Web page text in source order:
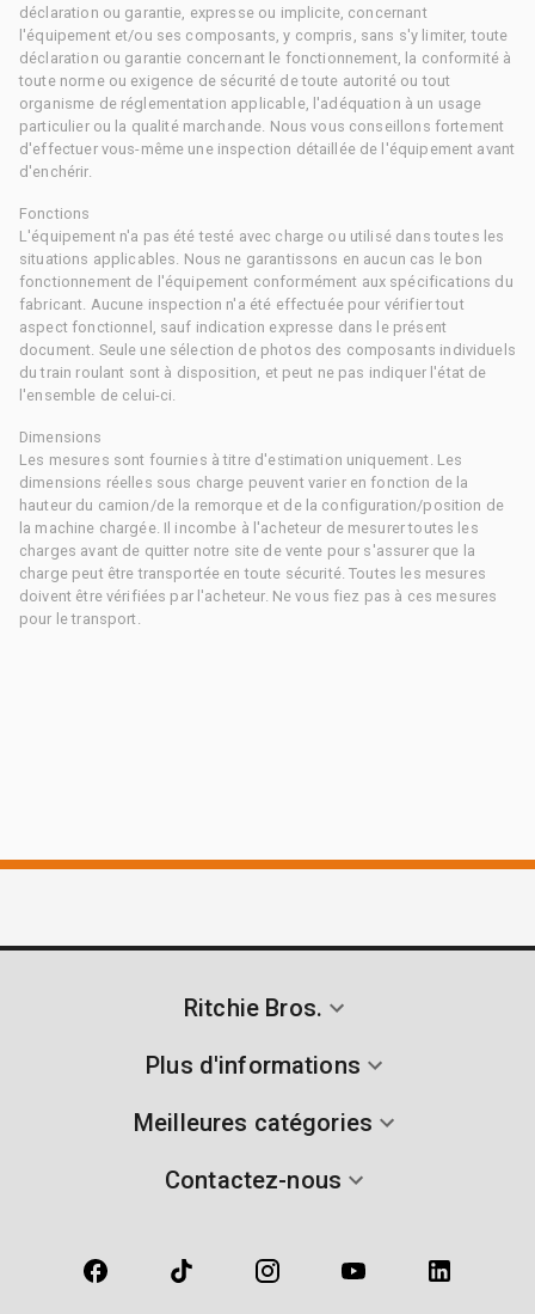
déclaration ou garantie, expresse ou implicite, concernant
l'équipement et/ou ses composants, y compris, sans s'y limiter, toute
déclaration ou garantie concernant le fonctionnement, la conformité à
toute norme ou exigence de sécurité de toute autorité ou tout
organisme de réglementation applicable, l'adéquation à un usage
particulier ou la qualité marchande. Nous vous conseillons fortement
d'effectuer vous-même une inspection détaillée de l'équipement avant
d'enchérir.
Fonctions
L'équipement n'a pas été testé avec charge ou utilisé dans toutes les
situations applicables. Nous ne garantissons en aucun cas le bon
fonctionnement de l'équipement conformément aux spécifications du
fabricant. Aucune inspection n'a été effectuée pour vérifier tout
aspect fonctionnel, sauf indication expresse dans le présent
document. Seule une sélection de photos des composants individuels
du train roulant sont à disposition, et peut ne pas indiquer l'état de
l'ensemble de celui-ci.
Dimensions
Les mesures sont fournies à titre d'estimation uniquement. Les
dimensions réelles sous charge peuvent varier en fonction de la
hauteur du camion/de la remorque et de la configuration/position de
la machine chargée. Il incombe à l'acheteur de mesurer toutes les
charges avant de quitter notre site de vente pour s'assurer que la
charge peut être transportée en toute sécurité. Toutes les mesures
doivent être vérifiées par l'acheteur. Ne vous fiez pas à ces mesures
pour le transport.
Ritchie Bros.
Plus d'informations
Meilleures catégories
Contactez-nous